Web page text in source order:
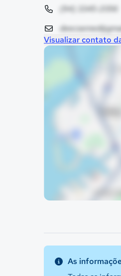
(94) 3345-2056
Visualizar contato
As